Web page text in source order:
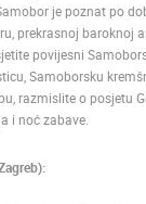
je poznat po
prekrasnoj baroknoj
povijesni
Samoborsku
razmislite o posjetu
i noć zabave.